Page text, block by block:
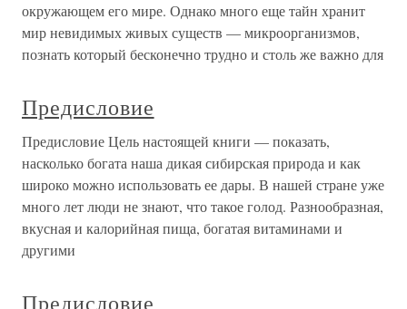
окружающем его мире. Однако много еще тайн хранит
мир невидимых живых существ — микроорганизмов,
познать который бесконечно трудно и столь же важно для
Предисловие
Предисловие Цель настоящей книги — показать,
насколько богата наша дикая сибирская природа и как
широко можно использовать ее дары. В нашей стране уже
много лет люди не знают, что такое голод. Разнообразная,
вкусная и калорийная пища, богатая витаминами и
другими
Предисловие